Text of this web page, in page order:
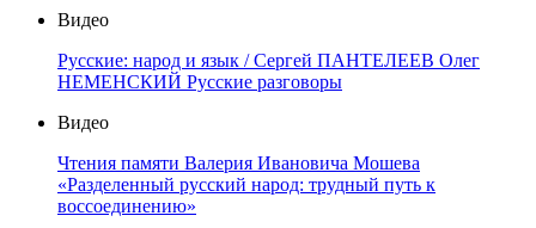
Видео
Русские: народ и язык / Сергей ПАНТЕЛЕЕВ Олег
НЕМЕНСКИЙ Русские разговоры
Видео
Чтения памяти Валерия Ивановича Мошева
«Разделенный русский народ: трудный путь к
воссоединению»